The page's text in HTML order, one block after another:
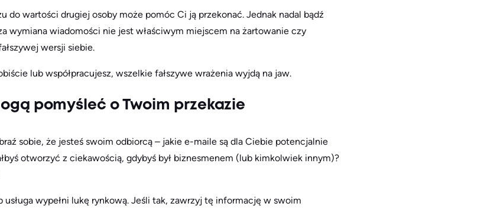
do wartości drugiej osoby może pomóc Ci ją przekonać. Jednak nadal bądź
wymiana wiadomości nie jest właściwym miejscem na żartowanie czy
wersji siebie.
lub współpracujesz, wszelkie fałszywe wrażenia wyjdą na jaw.
pomyśleć o Twoim przekazie
sobie, że jesteś swoim odbiorcą – jakie e-maile są dla Ciebie potencjalnie
otworzyć z ciekawością, gdybyś był biznesmenem (lub kimkolwiek innym)?
wypełni lukę rynkową. Jeśli tak, zawrzyj tę informację w swoim